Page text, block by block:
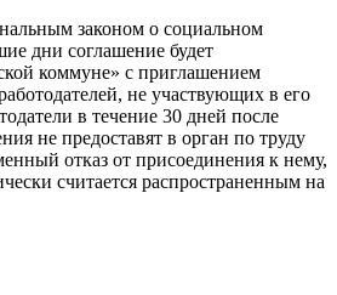
законом о социальном
дни соглашение будет
коммуне» с приглашением
не участвующих в его
в течение 30 дней после
не предоставят в орган по труду
отказ от присоединения к нему,
считается распространенным на